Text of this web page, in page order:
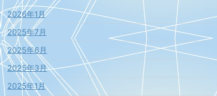
2026年1月
2025年7月
2025年6月
2025年3月
2025年1月